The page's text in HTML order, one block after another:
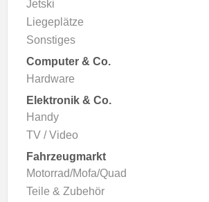
Jetski
Liegeplätze
Sonstiges
Computer & Co.
Hardware
Elektronik & Co.
Handy
TV / Video
Fahrzeugmarkt
Motorrad/Mofa/Quad
Teile & Zubehör